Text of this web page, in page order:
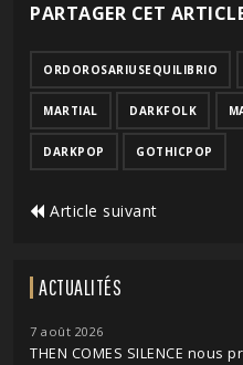
PARTAGER CET
ORDOROSARIUSEQUILIBRIO
MARTIAL DARKFOLK
DARKPOP GOTHICPOP
Article suivant
ACTUALITÉS
7 août 2026
THEN COMES SILENCE